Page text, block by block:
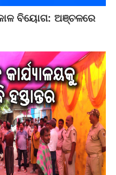
ବିୟୋଗ: ଅଞ୍ଚଳରେ